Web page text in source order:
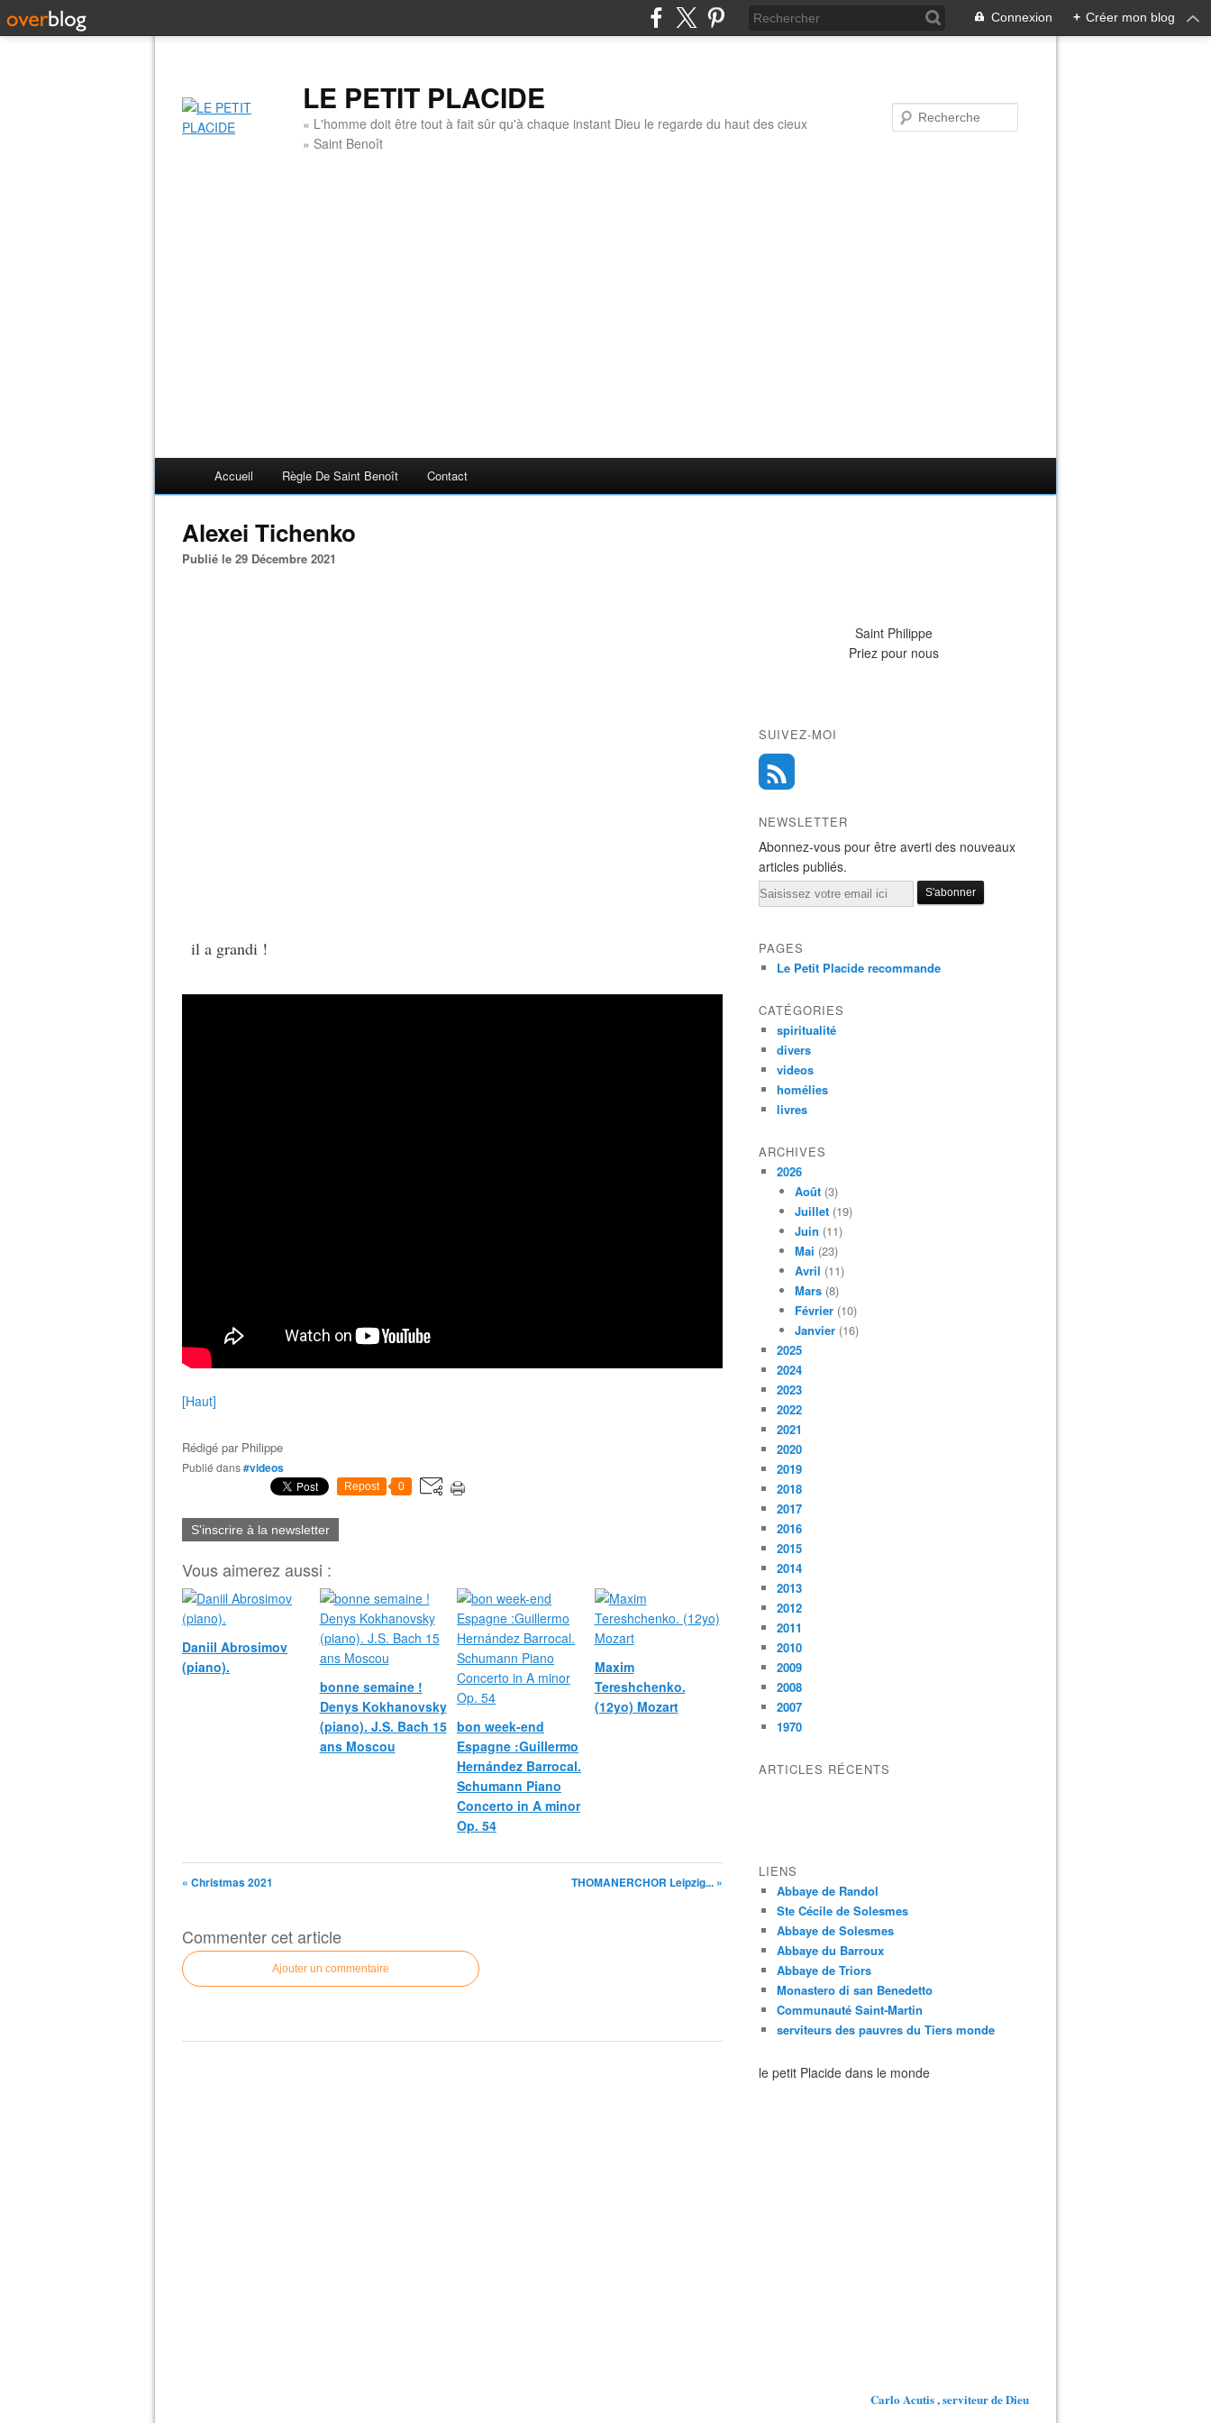
Connexion + Créer mon blog
LE PETIT PLACIDE
« L'homme doit être tout à fait sûr qu'à chaque instant Dieu le regarde du haut des cieux
» Saint Benoît
Accueil Règle De Saint Benoît Contact
Alexei Tichenko
Publié le 29 Décembre 2021
il a grandi !
[Haut]
Rédigé par Philippe
Publié dans#videos
Repost 0
S'inscrire à la newsletter
Vous aimerez aussi :
Daniil Abrosimov
(piano).
bonne semaine !
Denys Kokhanovsky
(piano). J.S. Bach 15
ans Moscou
bon week-end
Espagne :Guillermo
Hernández Barrocal.
Schumann Piano
Concerto in A minor
Op. 54
Maxim
Tereshchenko.
(12yo) Mozart
« Christmas 2021 THOMANERCHOR Leipzig... »
Commenter cet article
Ajouter un commentaire
Saint Philippe
Priez pour nous
SUIVEZ-MOI
NEWSLETTER
Abonnez-vous pour être averti des nouveaux
articles publiés.
Email
PAGES
Le Petit Placide recommande
CATÉGORIES
spiritualité
divers
videos
homélies
livres
ARCHIVES
2026
Août (3)
Juillet (19)
Juin (11)
Mai (23)
Avril (11)
Mars (8)
Février (10)
Janvier (16)
2025
2024
2023
2022
2021
2020
2019
2018
2017
2016
2015
2014
2013
2012
2011
2010
2009
2008
2007
1970
ARTICLES RÉCENTS
LIENS
Abbaye de Randol
Ste Cécile de Solesmes
Abbaye de Solesmes
Abbaye du Barroux
Abbaye de Triors
Monastero di san Benedetto
Communauté Saint-Martin
serviteurs des pauvres du Tiers monde
le petit Placide dans le monde
Carlo Acutis , serviteur de Dieu